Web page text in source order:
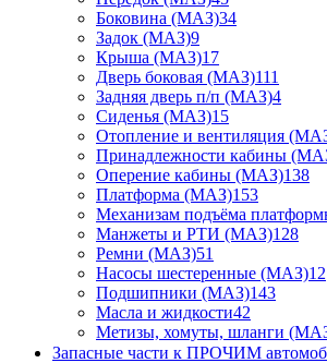
Боковина (МАЗ)34
Задок (МАЗ)9
Крыша (МАЗ)17
Дверь боковая (МАЗ)111
Задняя дверь п/п (МАЗ)4
Сиденья (МАЗ)15
Отопление и вентиляция
Принадлежности кабины
Оперение кабины (МАЗ)138
Платформа (МАЗ)153
Механизам подъёма
Манжеты и РТИ (МАЗ)128
Ремни (МАЗ)51
Насосы шестеренные (МАЗ)12
Подшипники (МАЗ)143
Масла и жидкости42
Метизы, хомуты, шланги
Запасные части к ПРОЧИМ